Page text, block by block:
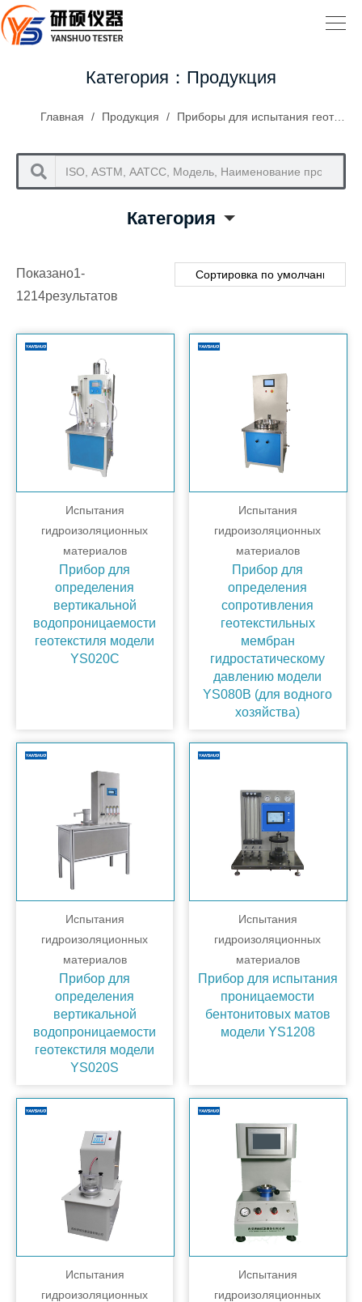
Категория：Продукция
Главная / Продукция / Приборы для испытания геотекстиля и строительных материалов
Категория
Показано1-
1214результатов
Испытания
гидроизоляционных
материалов
Прибор для
определения
вертикальной
водопроницаемости
геотекстиля модели
YS020C
Испытания
гидроизоляционных
материалов
Прибор для
определения
сопротивления
геотекстильных
мембран
гидростатическому
давлению модели
YS080B (для водного
хозяйства)
Испытания
гидроизоляционных
материалов
Прибор для
определения
вертикальной
водопроницаемости
геотекстиля модели
YS020S
Испытания
гидроизоляционных
материалов
Прибор для испытания
проницаемости
бентонитовых матов
модели YS1208
Испытания
гидроизоляционных
Испытания
гидроизоляционных